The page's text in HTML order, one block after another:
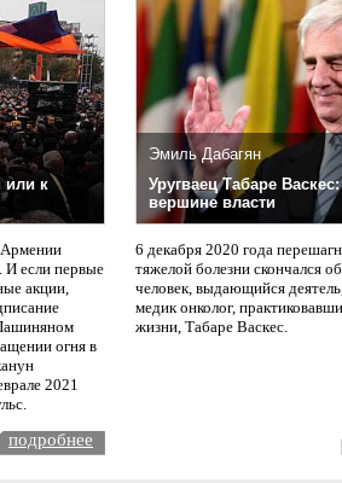
или к
Армении
И если первые
акции,
огня в
2021
Эмиль Дабагян
Уругваец Табаре
вершине власти
6 декабря 2020 года
тяжелой болезни скончался
человек, выдающийся
медик онколог,
жизни, Табаре Васкес.
подробнее